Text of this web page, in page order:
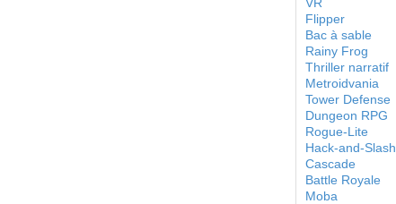
Flipper
Bac à sable
Rainy Frog
Thriller narratif
Metroidvania
Tower Defense
Dungeon RPG
Rogue-Lite
Hack-and-Slash
Cascade
Battle Royale
Moba